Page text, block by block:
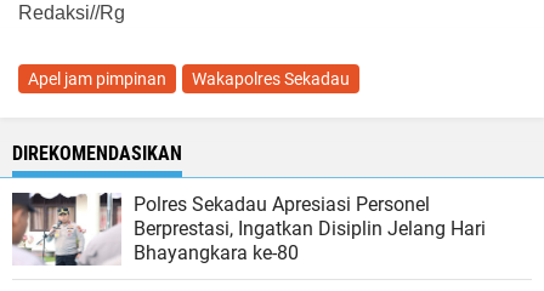
Redaksi//Rg
Apel jam pimpinan Wakapolres Sekadau
DIREKOMENDASIKAN
Polres Sekadau Apresiasi Personel
Berprestasi, Ingatkan Disiplin Jelang Hari
Bhayangkara ke-80